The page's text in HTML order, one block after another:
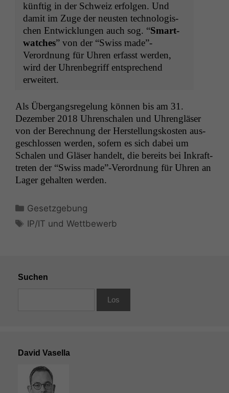
kün­ftig in der Schweiz erfol­gen. Und
damit im Zuge der neusten tech­nol­o­gis­
chen Entwick­lun­gen auch sog. “Smart­
watch­es” von der “Swiss made”-
Verordnung für Uhren erfasst wer­den,
wird der Uhren­be­griff entsprechend
erweitert.
Als Über­gangsregelung kön­nen bis am 31.
Dezem­ber 2018 Uhren­schalen und Uhrengläs­er
von der Berech­nung der Her­stel­lungskosten aus­
geschlossen wer­den, sofern es sich dabei um
Schalen und Gläs­er han­delt, die bere­its bei Inkraft­
treten der “Swiss made”-Verordnung für Uhren an
Lager gehal­ten werden.
Kategorien
Gesetzgebung
Schlagwörter
IP/IT und Wettbewerb
Suchen
David Vasella